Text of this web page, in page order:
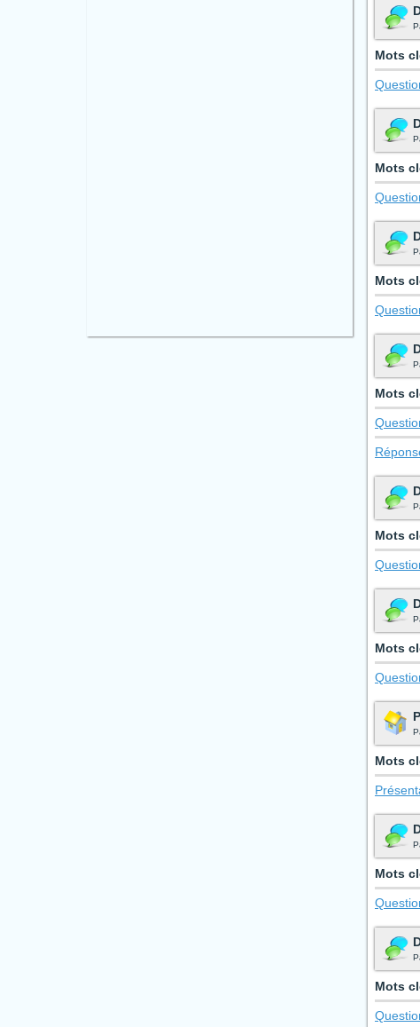
Mots
Mots
Mots
Mots
Mots
Mots
Mots
Mots
Mots